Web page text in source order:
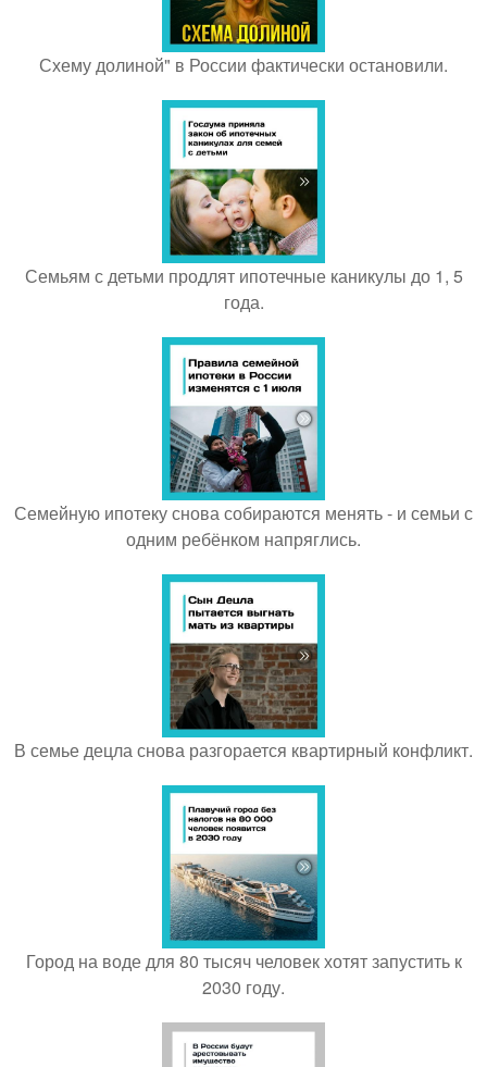
Схему долиной" в России фактически остановили.
Семьям с детьми продлят ипотечные каникулы до 1, 5
года.
Семейную ипотеку снова собираются менять - и семьи с
одним ребёнком напряглись.
В семье децла снова разгорается квартирный конфликт.
Город на воде для 80 тысяч человек хотят запустить к
2030 году.